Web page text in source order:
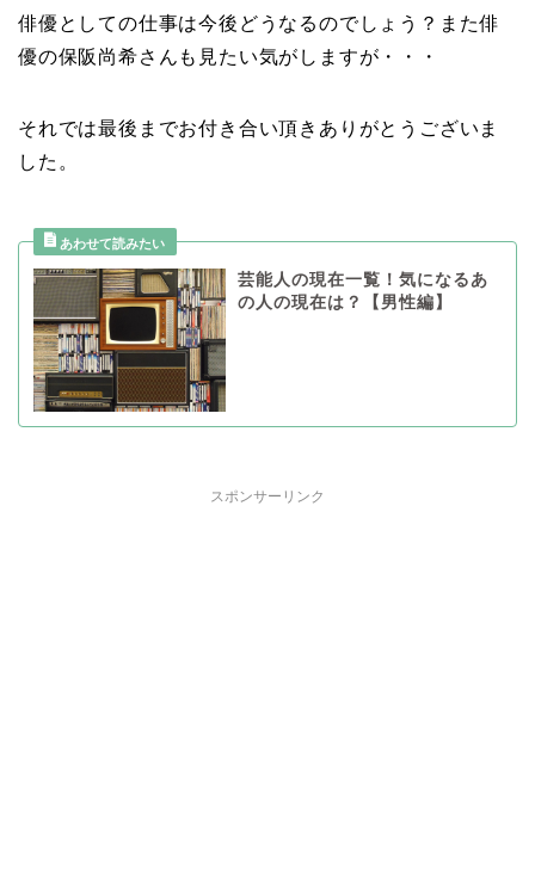
俳優としての仕事は今後どうなるのでしょう？ また俳
優の保阪尚希さんも見たい気がしますが・・・
それでは最後までお付き合い頂きありがとうございま
した。
芸能人の現在一覧！気になるあ
の人の現在は？【男性編】
スポンサーリンク